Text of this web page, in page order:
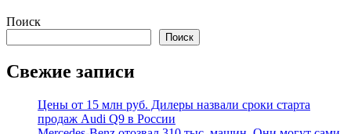
Поиск
Поиск
Свежие записи
Цены от 15 млн руб. Дилеры назвали сроки старта
продаж Audi Q9 в России